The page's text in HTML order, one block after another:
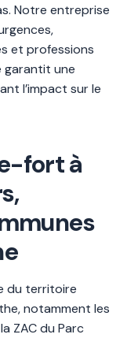
Notre entreprise
et professions
garantit une
l’impact sur le
fort à
du territoire
notamment les
ZAC du Parc